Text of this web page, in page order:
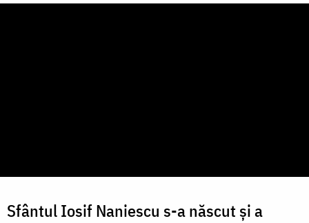
Sfântul Iosif Naniescu s-a născut și a